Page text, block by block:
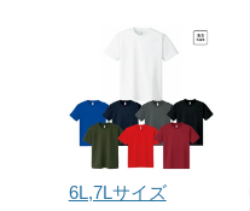
6L,7Lサイズ